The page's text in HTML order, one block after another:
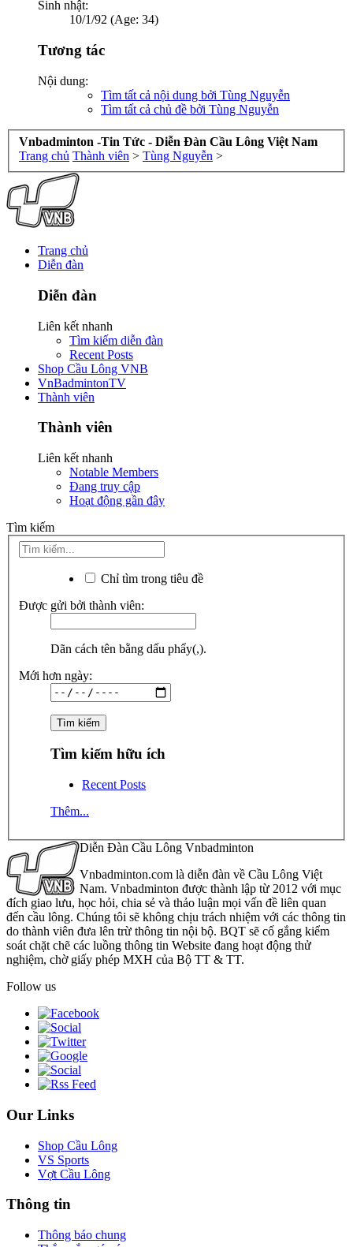
Sinh nhật:
10/1/92 (Age: 34)
Tương tác
Nội dung:
Tìm tất cả nội dung bởi Tùng Nguyễn
Tìm tất cả chủ đề bởi Tùng Nguyễn
Vnbadminton -Tin Tức - Diễn Đàn Cầu Lông Việt Nam
Trang chủ Thành viên > Tùng Nguyễn >
Trang chủ
Diễn đàn
Diễn đàn
Liên kết nhanh
Tìm kiếm diễn đàn
Recent Posts
Shop Cầu Lông VNB
VnBadmintonTV
Thành viên
Thành viên
Liên kết nhanh
Notable Members
Đang truy cập
Hoạt động gần đây
Tìm kiếm
Chỉ tìm trong tiêu đề
Được gửi bởi thành viên:
Dãn cách tên bằng dấu phẩy(,).
Mới hơn ngày:
Tìm kiếm hữu ích
Recent Posts
Thêm...
Diễn Đàn Cầu Lông Vnbadminton
Vnbadminton.com là diễn đàn về Cầu Lông Việt
Nam. Vnbadminton được thành lập từ 2012 với mục
đích giao lưu, học hỏi, chia sẻ và thảo luận mọi vấn đề liên quan
đến cầu lông. Chúng tôi sẽ không chịu trách nhiệm với các thông tin
do thành viên đưa lên trừ thông tin nội bộ. BQT sẽ cố gắng kiểm
soát chặt chẽ các luồng thông tin Website đang hoạt động thử
nghiệm, chờ giấy phép MXH của Bộ TT & TT.
Follow us
Our Links
Shop Cầu Lông
VS Sports
Vợt Cầu Lông
Thông tin
Thông báo chung